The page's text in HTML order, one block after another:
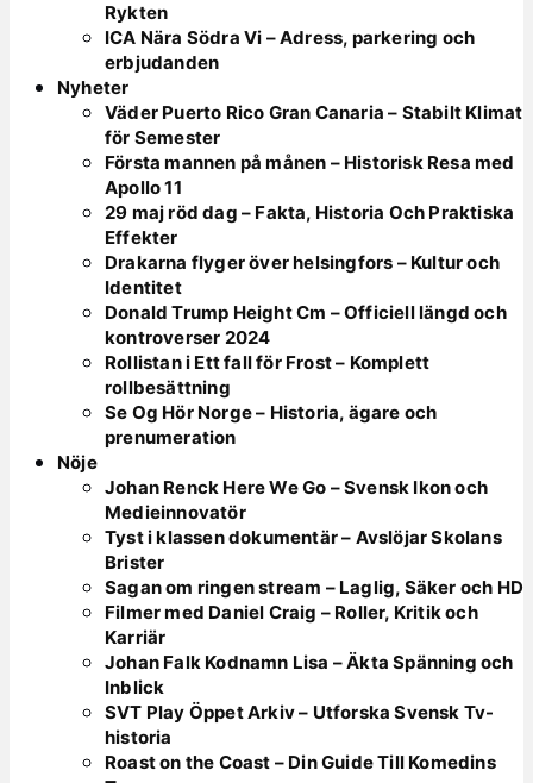
Rykten
ICA Nära Södra Vi – Adress, parkering och
erbjudanden
Nyheter
Väder Puerto Rico Gran Canaria – Stabilt Klimat
för Semester
Första mannen på månen – Historisk Resa med
Apollo 11
29 maj röd dag – Fakta, Historia Och Praktiska
Effekter
Drakarna flyger över helsingfors – Kultur och
Identitet
Donald Trump Height Cm – Officiell längd och
kontroverser 2024
Rollistan i Ett fall för Frost – Komplett
rollbesättning
Se Og Hör Norge – Historia, ägare och
prenumeration
Nöje
Johan Renck Here We Go – Svensk Ikon och
Medieinnovatör
Tyst i klassen dokumentär – Avslöjar Skolans
Brister
Sagan om ringen stream – Laglig, Säker och HD
Filmer med Daniel Craig – Roller, Kritik och
Karriär
Johan Falk Kodnamn Lisa – Äkta Spänning och
Inblick
SVT Play Öppet Arkiv – Utforska Svensk Tv-
historia
Roast on the Coast – Din Guide Till Komedins